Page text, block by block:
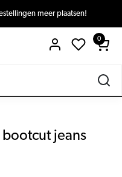
meer plaatsen!
0
jeans